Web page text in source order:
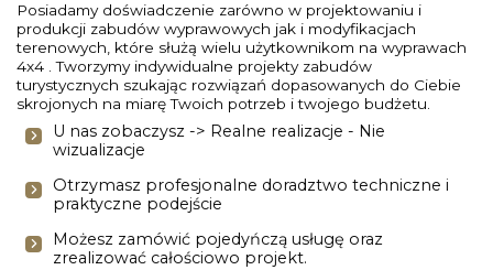
Posiadamy doświadczenie zarówno w projektowaniu i
produkcji zabudów wyprawowych jak i modyfikacjach
terenowych, które służą wielu użytkownikom na wyprawach
4x4 . Tworzymy indywidualne projekty zabudów
turystycznych szukając rozwiązań dopasowanych do Ciebie
skrojonych na miarę Twoich potrzeb i twojego budżetu.
U nas zobaczysz -> Realne realizacje - Nie
wizualizacje
Otrzymasz profesjonalne doradztwo techniczne i
praktyczne podejście
Możesz zamówić pojedyńczą usługę oraz
zrealizować całościowo projekt.